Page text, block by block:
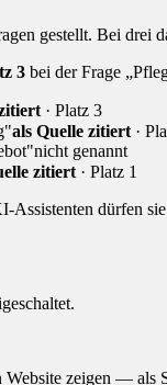
gestellt. Bei drei
3 bei der Frage
· Platz 3
als Quelle zitiert ·
nicht genannt
zitiert · Platz 1
dürfen
Website zeigen —